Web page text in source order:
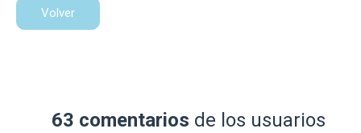
Volver
63 comentarios de los usuarios